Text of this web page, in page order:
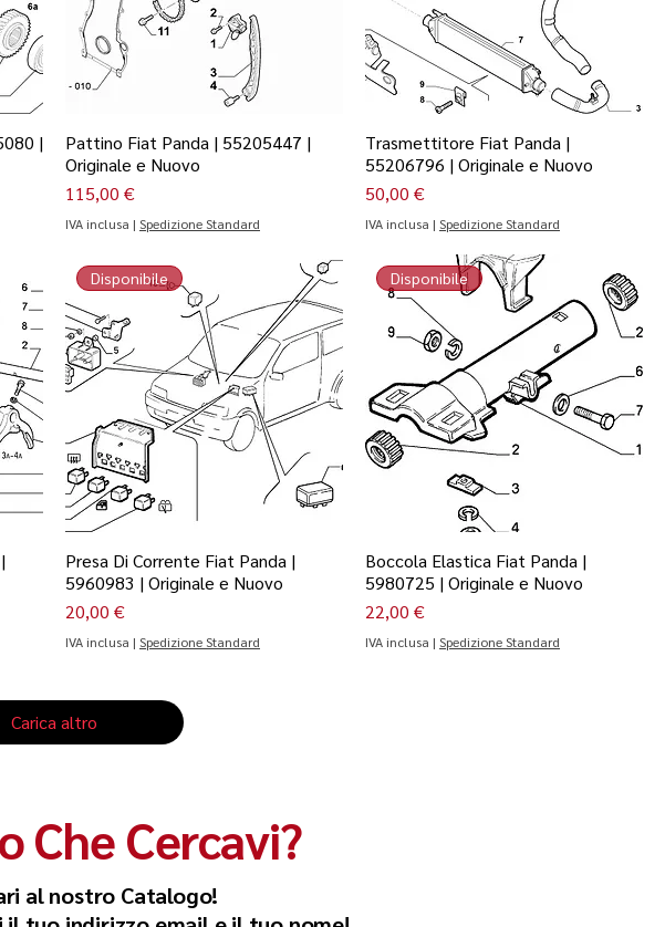
|
Pattino Fiat Panda | 55205447 |
Originale e Nuovo
Prezzo
115,00 €
IVA inclusa | Spedizione Standard
Trasmettitore Fiat Panda |
55206796 | Originale e Nuovo
Prezzo
50,00 €
IVA inclusa | Spedizione Standard
Disponibile
Presa Di Corrente Fiat Panda |
5960983 | Originale e Nuovo
Prezzo
20,00 €
IVA inclusa | Spedizione Standard
Disponibile
Boccola Elastica Fiat Panda |
5980725 | Originale e Nuovo
Prezzo
22,00 €
IVA inclusa | Spedizione Standard
Carica altro
Che Cercavi?
al nostro Catalogo!